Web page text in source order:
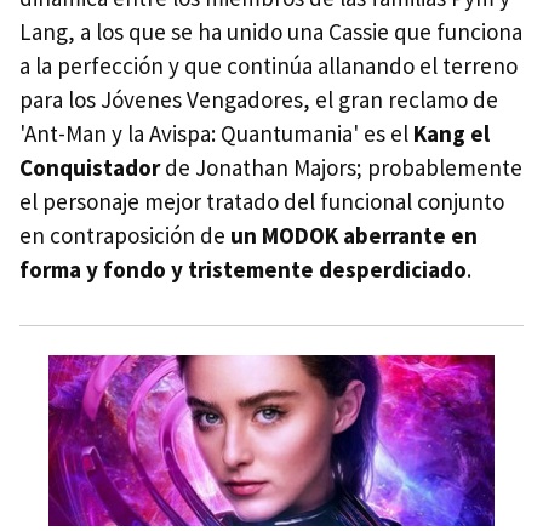
Lang, a los que se ha unido una Cassie que funciona
a la perfección y que continúa allanando el terreno
para los Jóvenes Vengadores, el gran reclamo de
'Ant-Man y la Avispa: Quantumania' es el Kang el
Conquistadorde Jonathan Majors; probablemente
el personaje mejor tratado del funcional conjunto
en contraposición de un MODOK aberrante en
forma y fondo y tristemente desperdiciado.